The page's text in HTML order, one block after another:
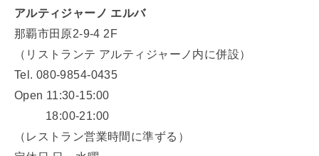
アルティジャーノ エルバ
那覇市田原2-9-4 2F
（リストランテ アルティジャーノ内に併設）
Tel. 080-9854-0435
Open 11:30-15:00
18:00-21:00
（レストラン営業時間に準ずる）